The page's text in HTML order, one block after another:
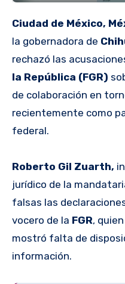
Ciudad de México,
la gobernadora de
rechazó las
la República (FGR)
de colaboración en
recientemente como
federal.
Roberto Gil Zuarth,
jurídico de la
falsas las
vocero de la FGR,
mostró falta de
información.